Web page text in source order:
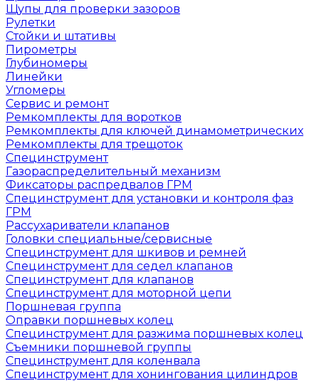
Щупы для проверки зазоров
Рулетки
Стойки и штативы
Пирометры
Глубиномеры
Линейки
Угломеры
Сервис и ремонт
Ремкомплекты для воротков
Ремкомплекты для ключей динамометрических
Ремкомплекты для трещоток
Специнструмент
Газораспределительный механизм
Фиксаторы распредвалов ГРМ
Специнструмент для установки и контроля фаз
ГРМ
Рассухариватели клапанов
Головки специальные/сервисные
Специнструмент для шкивов и ремней
Специнструмент для седел клапанов
Специнструмент для клапанов
Специнструмент для моторной цепи
Поршневая группа
Оправки поршневых колец
Специнструмент для разжима поршневых колец
Съемники поршневой группы
Специнструмент для коленвала
Специнструмент для хонингования цилиндров